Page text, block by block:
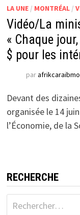
LA UNE/ MONTRÉAL/
Vidéo/La
« Chaque
$ pour les
par
Devant des
organisée le 14
l’Économie, de la
RECHERCHE
Rechercher :